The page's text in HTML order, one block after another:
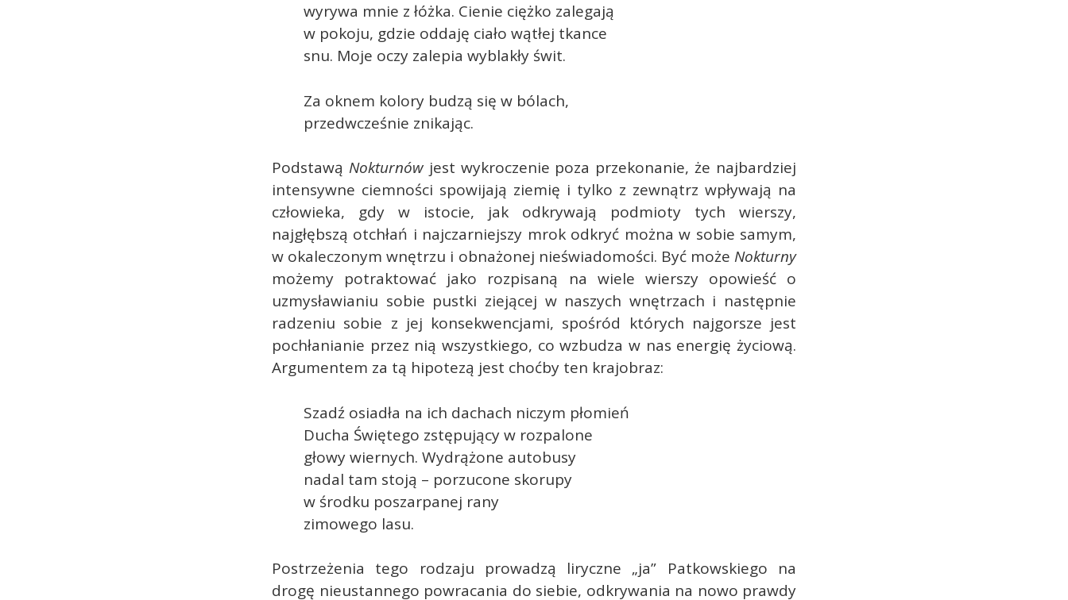
wyrywa mnie z łóżka. Cienie ciężko zalegają
w pokoju, gdzie oddaję ciało wątłej tkance
snu. Moje oczy zalepia wyblakły świt.
Za oknem kolory budzą się w bólach,
przedwcześnie znikając.
Podstawą Nokturnów jest wykroczenie poza przekonanie, że najbardziej
intensywne ciemności spowijają ziemię i tylko z zewnątrz wpływają na
człowieka, gdy w istocie, jak odkrywają podmioty tych wierszy,
najgłębszą otchłań i najczarniejszy mrok odkryć można w sobie samym,
w okaleczonym wnętrzu i obnażonej nieświadomości. Być może Nokturny
możemy potraktować jako rozpisaną na wiele wierszy opowieść o
uzmysławianiu sobie pustki ziejącej w naszych wnętrzach i następnie
radzeniu sobie z jej konsekwencjami, spośród których najgorsze jest
pochłanianie przez nią wszystkiego, co wzbudza w nas energię życiową.
Argumentem za tą hipotezą jest choćby ten krajobraz:
Szadź osiadła na ich dachach niczym płomień
Ducha Świętego zstępujący w rozpalone
głowy wiernych. Wydrążone autobusy
nadal tam stoją – porzucone skorupy
w środku poszarpanej rany
zimowego lasu.
Postrzeżenia tego rodzaju prowadzą liryczne „ja” Patkowskiego na
drogę nieustannego powracania do siebie, odkrywania na nowo prawdy